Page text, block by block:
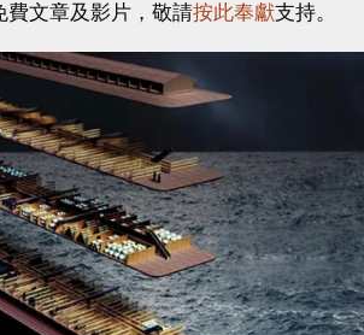
費文章及影片，敬請按此奉獻支持。